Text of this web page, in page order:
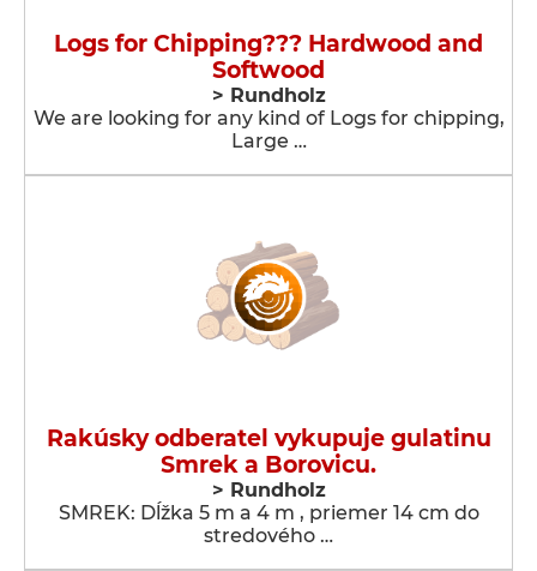
Logs for Chipping??? Hardwood and
Softwood
> Rundholz
We are looking for any kind of Logs for chipping,
Large …
Rakúsky odberatel vykupuje gulatinu
Smrek a Borovicu.
> Rundholz
SMREK: Dĺžka 5 m a 4 m , priemer 14 cm do
stredového …